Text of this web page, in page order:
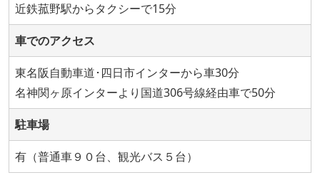
近鉄菰野駅からタクシーで15分
車でのアクセス
東名阪自動車道･四日市インターから車30分
名神関ヶ原インターより国道306号線経由車で50分
駐車場
有（普通車９０台、観光バス５台）